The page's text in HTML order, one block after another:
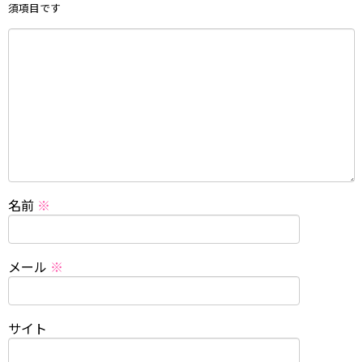
須項目です
名前 ※
メール ※
サイト